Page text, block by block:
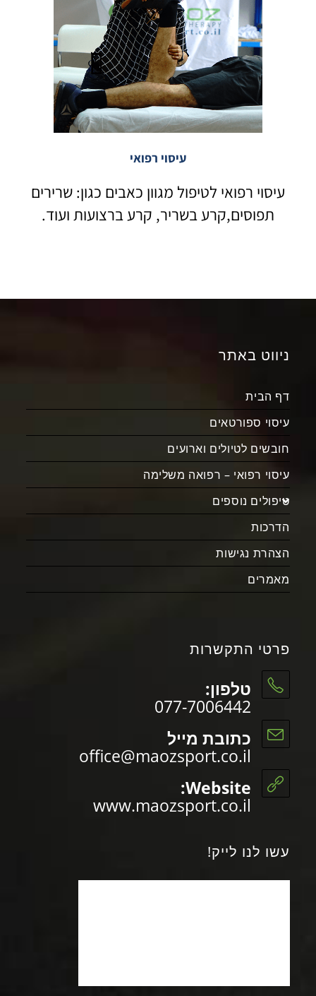
עיסוי רפואי
עיסוי רפואי לטיפול מגוון כאבים כגון: שרירים
תפוסים,קרע בשריר, קרע ברצועות ועוד.
ניווט באתר
דף הבית
עיסוי ספורטאים
חובשים לטיולים וארועים
עיסוי רפואי – רפואה משלימה
טיפולים נוספים
הדרכות
הצהרת נגישות
מאמרים
פרטי התקשרות
טלפון:
077-7006442
כתובת מייל
office@maozsport.co.il
Website:
www.maozsport.co.il
עשו לנו לייק!